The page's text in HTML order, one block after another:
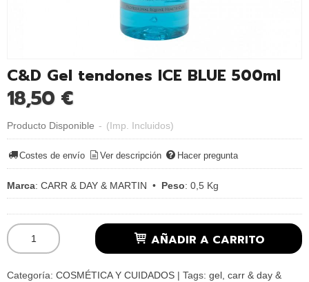
C&D Gel tendones ICE BLUE 500ml
18,50 €
Producto Disponible - (Imp. Incluidos)
Costes de envío Ver descripción Hacer pregunta
Marca: CARR & DAY & MARTIN • Peso: 0,5 Kg
AÑADIR A CARRITO
Categoría: COSMÉTICA Y CUIDADOS | Tags: gel carr & day &